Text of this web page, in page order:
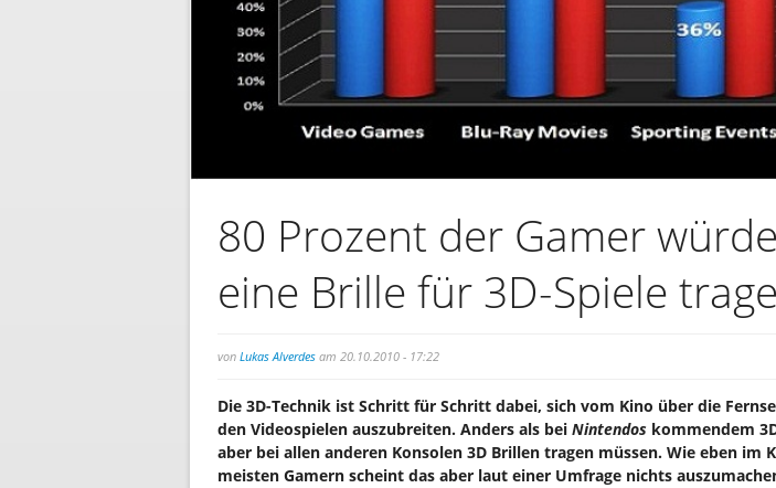
80 Prozent der Gamer
eine Brille für 3D-Spiele
von Lukas Alverdes am 20.10.2010 - 17:22
Die 3D-Technik ist Schritt für Schritt dabei, sich vom Kino über die
den Videospielen auszubreiten. Anders als bei Nintendos kommendem
aber bei allen anderen Konsolen 3D Brillen tragen müssen. Wie eben im
meisten Gamern scheint das aber laut einer Umfrage nichts